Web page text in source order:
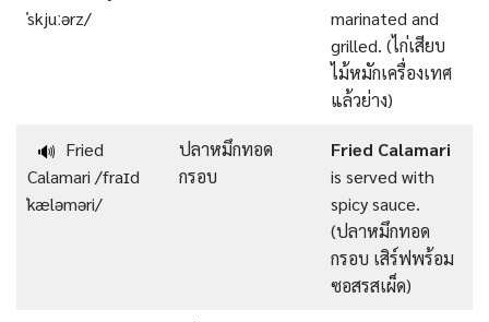
ˈskjuːərz/
marinated and
grilled. (ไก่เสียบ
ไม้หมักเครื่องเทศ
แล้วย่าง)
🔊 Fried
Calamari /fraɪd
ˈkæləməri/
ปลาหมึกทอด
กรอบ
Fried Calamari
is served with
spicy sauce.
(ปลาหมึกทอด
กรอบ เสิร์ฟพร้อม
ซอสรสเผ็ด)